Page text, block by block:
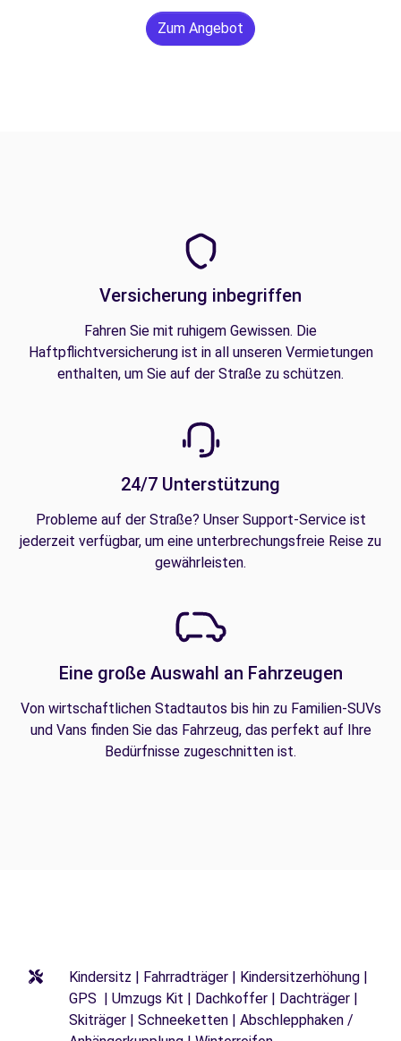
Zum Angebot
Versicherung inbegriffen
Fahren Sie mit ruhigem Gewissen. Die
Haftpflichtversicherung ist in all unseren Vermietungen
enthalten, um Sie auf der Straße zu schützen.
24/7 Unterstützung
Probleme auf der Straße? Unser Support-Service ist
jederzeit verfügbar, um eine unterbrechungsfreie Reise zu
gewährleisten.
Eine große Auswahl an Fahrzeugen
Von wirtschaftlichen Stadtautos bis hin zu Familien-SUVs
und Vans finden Sie das Fahrzeug, das perfekt auf Ihre
Bedürfnisse zugeschnitten ist.
Kindersitz | Fahrradträger | Kindersitzerhöhung |
GPS | Umzugs Kit | Dachkoffer | Dachträger |
Skiträger | Schneeketten | Abschlepphaken /